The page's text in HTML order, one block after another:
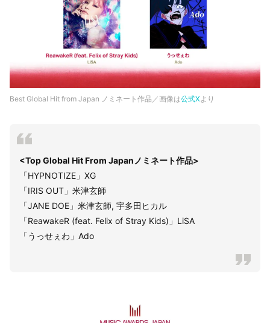
Best Global Hit from Japan ノミネート作品／画像は公式Xより
<Top Global Hit From Japanノミネート作品>
「HYPNOTIZE」XG
「IRIS OUT」米津玄師
「JANE DOE」米津玄師, 宇多田ヒカル
「ReawakeR (feat. Felix of Stray Kids)」LiSA
「うっせぇわ」Ado